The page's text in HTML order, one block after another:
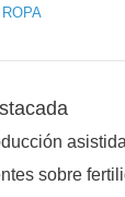
asistida
sobre